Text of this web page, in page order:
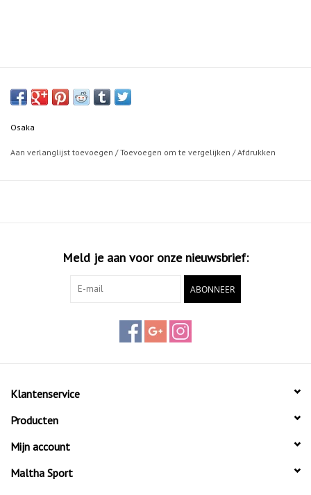
Osaka
Aan verlanglijst toevoegen /Toevoegen om te vergelijken /Afdrukken
Meld je aan voor onze nieuwsbrief:
ABONNEER
Klantenservice
Producten
Mijn account
Maltha Sport